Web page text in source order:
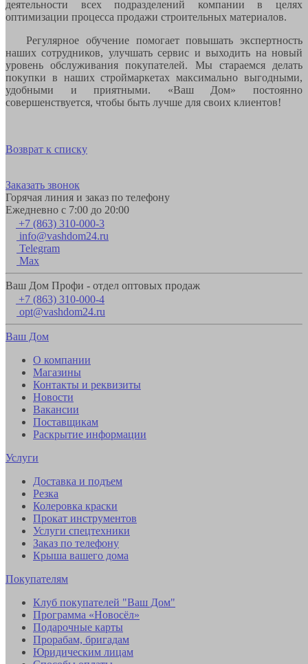
деятельности всех подразделений компании в целях
оптимизации процесса продажи строительных материалов.
Регулярное обучение помогает повышать экспертность
наших сотрудников, улучшать сервис и выходить на новый
уровень обслуживания покупателей. Мы стараемся делать
покупки в наших строймаркетах максимально выгодными,
удобными и приятными. «Ваш Дом» постоянно
совершенствуется, чтобы быть лучше для своих клиентов!
Возврат к списку
Заказать звонок
Горячая линия и заказ по телефону
Ежедневно с 7:00 до 20:00
+7 (863) 310-000-3
info@vashdom24.ru
Telegram
Max
Ваш Дом Профи - отдел оптовых продаж
+7 (863) 310-000-4
opt@vashdom24.ru
Ваш Дом
О компании
Магазины
Контакты и реквизиты
Новости
Вакансии
Поставщикам
Раскрытие информации
Услуги
Доставка и подъем
Резка
Колеровка краски
Прокат инструментов
Услуги спецтехники
Заказ по телефону
Крыша вашего дома
Покупателям
Клуб покупателей "Ваш Дом"
Программа «Новосёл»
Подарочные карты
Прорабам, бригадам
Юридическим лицам